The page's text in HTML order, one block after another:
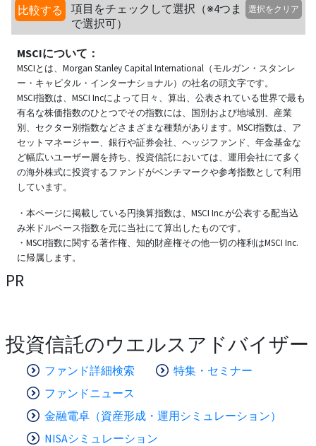
比較する
項目をチェックして選択（※4つま
で選択可）
選択をクリア
MSCIについて：
MSCIとは、Morgan Stanley Capital International（モルガン・スタンレ
ー・キャピタル・インターナショナル）の社名の頭文字です。
MSCI指数は、MSCI Incによって日々、算出、公表されている世界で最も
有名な株価指数のひとつでその指数には、国別および地域別、産業
別、セクター別指数などさまざまな種類があります。MSCI指数は、ア
セットマネージャー、銀行や証券会社、ヘッジファンド、年金基金な
ど幅広いユーザー層を持ち、投資信託においては、運用会社にて多く
の海外株式に投資するファンドがベンチマークや参考指数として利用
しています。
・本ページに掲載している円換算指数は、MSCI Inc.が公表する配当込
み米ドルベース指数を元に当社にて算出したものです。
・MSCI指数に関する著作権、知的財産権その他一切の権利はMSCI Inc.
に帰属します。
PR
投資信託のウエルスアドバイザー
ファンド詳細検索
特集・セミナー
ファンドニュース
金融電卓（資産形成・運用シミュレーション）
NISAシミュレーション